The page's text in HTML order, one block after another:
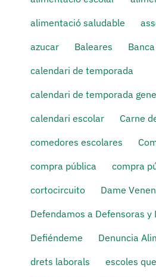
alimentació saludable
azucar
Baleares
calendari de temporada
calendari de temporada
calendari escolar
Carne
comedores escolares
compra pública
compra
cortocircuito
Dame
Defendamos a Defensoras y
Defiéndeme
Denuncia
drets laborals
escoles